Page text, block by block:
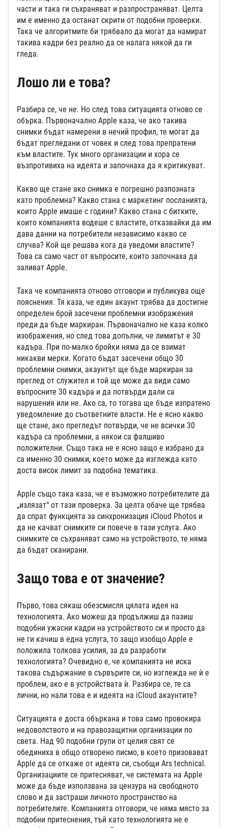
части и така ги съхраняват и разпространяват. Целта
им е именно да останат скрити от подобни проверки.
Така че алгоритмите би трябвало да могат да намират
такива кадри без реално да се налага някой да ги
гледа.
Лошо ли е това?
Разбира се, че не. Но след това ситуацията отново се
обърка. Първоначално Apple каза, че ако такива
снимки бъдат намерени в нечий профил, те могат да
бъдат прегледани от човек и след това препратени
към властите. Тук много организации и хора се
възпротивиха на идеята и започнаха да я критикуват.
Какво ще стане ако снимка е погрешно разпозната
като проблемна? Какво стана с маркетинг посланията,
които Apple имаше с години? Какво стана с битките,
които компанията водеше с властите, отказвайки да им
дава данни на потребители независимо какво се
случва? Кой ще решава кога да уведоми властите?
Това са само част от въпросите, които започнаха да
заливат Apple.
Така че компанията отново отговори и публикува още
пояснения. Тя каза, че един акаунт трябва да достигне
определен брой засечени проблемни изображения
преди да бъде маркиран. Първоначално не каза колко
изображения, но след това допълни, че лимитът е 30
кадъра. При по-малко бройки няма да се взимат
никакви мерки. Когато бъдат засечени общо 30
проблемни снимки, акаунтът ще бъде маркиран за
преглед от служител и той ще може да види само
въпросните 30 кадъра и да потвърди дали са
нарушения или не. Ако са, то тогава ще бъде изпратено
уведомление до съответните власти. Не е ясно какво
ще стане, ако прегледът потвърди, че не всички 30
кадъра са проблемни, а някои са фалшиво
положителни. Също така не е ясно защо е избрано да
са именно 30 снимки, което може да изглежда като
доста висок лимит за подобна тематика.
Apple също така каза, че е възможно потребителите да
„излязат“ от тази проверка. За целта обаче ще трябва
да спрат функцията за синхронизация iCloud Photos и
да не качват снимките си повече в тази услуга. Ако
снимките се съхраняват само на устройството, те няма
да бъдат сканирани.
Защо това е от значение?
Първо, това сякаш обезсмисля цялата идея на
технологията. Ако можеш да продължиш да пазиш
подобни ужасни кадри на устройството си и просто да
не ги качиш в една услуга, то защо изобщо Apple е
положила толкова усилия, за да разработи
технологията? Очевидно е, че компанията не иска
такова съдържание в сървърите си, но изглежда не ѝ е
проблем, ако е в устройствата ѝ. Разбира се, те са
лични, но нали това е и идеята на iCloud акаунтите?
Ситуацията е доста объркана и това само провокира
недоволството и на правозащитни организации по
света. Над 90 подобни групи от целия свят се
обединиха в общо отворено писмо, в което призовават
Apple да се откаже от идеята си, съобщи Ars technical.
Организациите се притесняват, че системата на Apple
може да бъде използвана за цензура на свободното
слово и да застраши личното пространство на
потребителите. Компанията отговори, че няма място за
подобни притеснения, тъй като технологията не е